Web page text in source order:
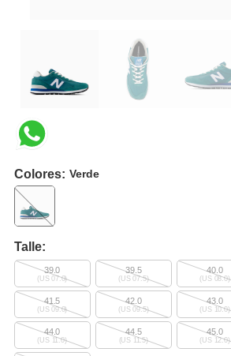
Colores: Verde
Talle:
39.0
(US 07.0)
39.5
(US 07.5)
40.0
(US 08.0)
41.5
(US 09.0)
42.0
(US 09.5)
43.0
(US 10.0)
44.0
(US 11.0)
44.5
(US 11.5)
45.0
(US 12.0)